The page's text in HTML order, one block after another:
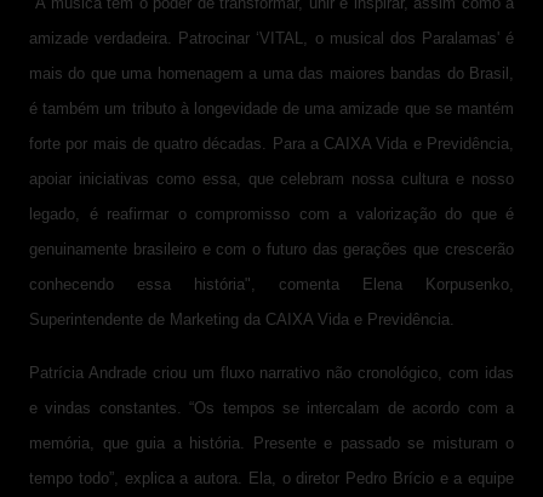
amizade verdadeira. Patrocinar ‘VITAL, o musical dos Paralamas' é
mais do que uma homenagem a uma das maiores bandas do Brasil,
é também um tributo à longevidade de uma amizade que se mantém
forte por mais de quatro décadas. Para a CAIXA Vida e Previdência,
apoiar iniciativas como essa, que celebram nossa cultura e nosso
legado, é reafirmar o compromisso com a valorização do que é
genuinamente brasileiro e com o futuro das gerações que crescerão
conhecendo essa história", comenta Elena Korpusenko,
Superintendente de Marketing da CAIXA Vida e Previdência.
Patrícia Andrade criou um fluxo narrativo não cronológico, com idas
e vindas constantes. “Os tempos se intercalam de acordo com a
memória, que guia a história. Presente e passado se misturam o
tempo todo”, explica a autora. Ela, o diretor Pedro Brício e a equipe